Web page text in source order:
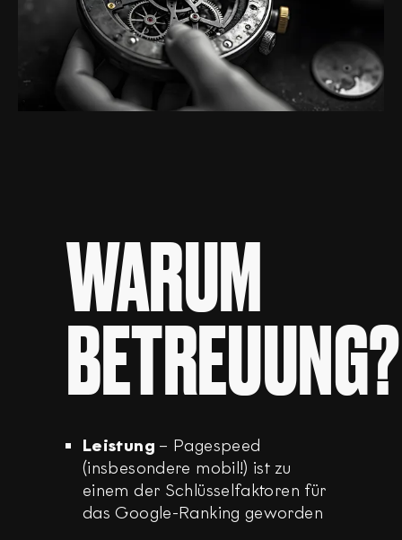
WARUM
BETREUUNG?
Leistung – Pagespeed
(insbesondere mobil!) ist zu
einem der Schlüsselfaktoren für
das Google-Ranking geworden